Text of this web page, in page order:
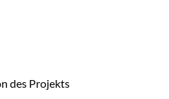
des Projekts